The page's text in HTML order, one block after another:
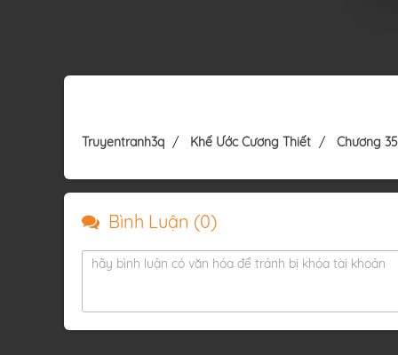
Truyentranh3q Khế Ước Cương Thiết Chương 35
Bình Luận (0)
hãy bình luận có văn hóa để tránh bị khóa tài khoản